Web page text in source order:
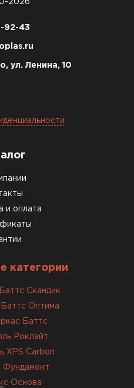
2026
92-43
ул. Ленина, 10
и оплата
категории
Скандик
Оптима
Баттс
Роклайт
XPS Carbon
Фундамент
Основа